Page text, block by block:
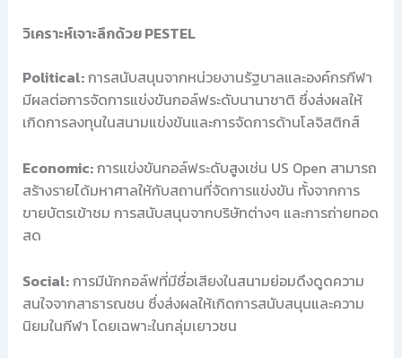
วิเคราะห์เจาะลึกด้วย PESTEL
Political:การสนับสนุนจากหน่วยงานรัฐบาลและองค์กรกีฬา
มีผลต่อการจัดการแข่งขันกอล์ฟระดับนานาชาติ ซึ่งส่งผลให้
เกิดการลงทุนในสนามแข่งขันและการจัดการด้านโลจิสติกส์
Economic:การแข่งขันกอล์ฟระดับสูงเช่น US Open สามารถ
สร้างรายได้มหาศาลให้กับสถานที่จัดการแข่งขัน ทั้งจากการ
ขายบัตรเข้าชม การสนับสนุนจากบริษัทต่างๆ และการถ่ายทอด
สด
Social:การมีนักกอล์ฟที่มีชื่อเสียงในสนามย่อมดึงดูดความ
สนใจจากสาธารณชน ซึ่งส่งผลให้เกิดการสนับสนุนและความ
นิยมในกีฬา โดยเฉพาะในกลุ่มเยาวชน